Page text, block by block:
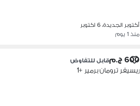
أكتوبر الجديدة، 6 اكتوبر
منذ 1 يوم
600 ج.م قابل للتفاوض
ريسيفر ترومان برمير +1